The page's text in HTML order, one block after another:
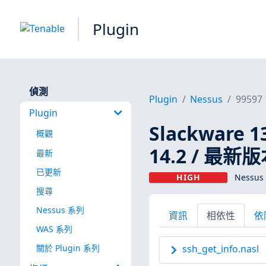
Plugin
偵測
Plugin
概觀
最新
已更新
搜尋
Nessus 系列
WAS 系列
關於 Plugin 系列
Plugin Nessus 99597
Slackware
14.2 / 最新
HIGH
資訊 相依性 依
ssh_get_info.nasl